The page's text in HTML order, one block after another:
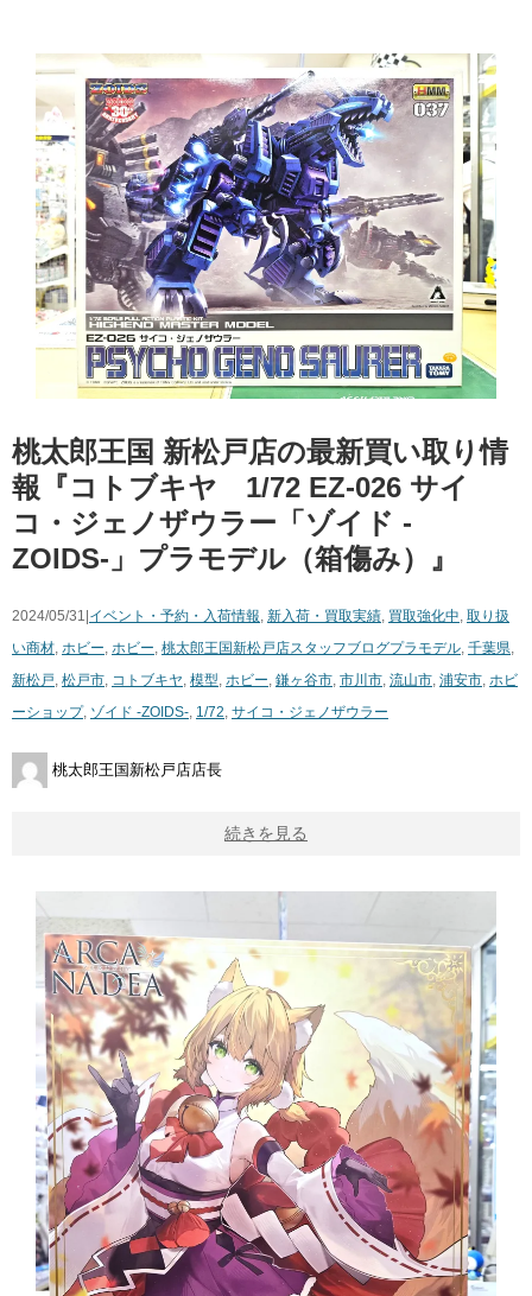
桃太郎王国 新松戸店の最新買い取り情
報『コトブキヤ 1/72 EZ-026 ​サイ
コ・ジェノザウラー「ゾイド -
ZOIDS-」プラモデル（箱傷み）』
2024/05/31| イベント・予約・入荷情報, 新入荷・買取実績, 買取強化中, 取り扱
い商材, ホビー, ホビー, 桃太郎王国新松戸店スタッフブログプラモデル, 千葉県,
新松戸, 松戸市, コトブキヤ, 模型, ホビー, 鎌ヶ谷市, 市川市, 流山市, 浦安市, ホビ
ーショップ, ゾイド -ZOIDS-, 1/72, サイコ・ジェノザウラー
桃太郎王国新松戸店店長
続きを見る